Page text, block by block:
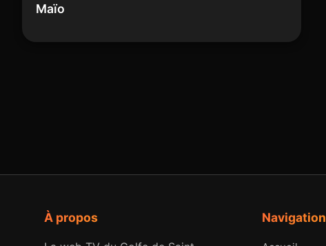
Maïo
À propos Navigation